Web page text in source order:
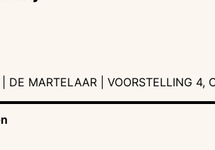
DE MARTELAAR | VOORSTELLING 4,